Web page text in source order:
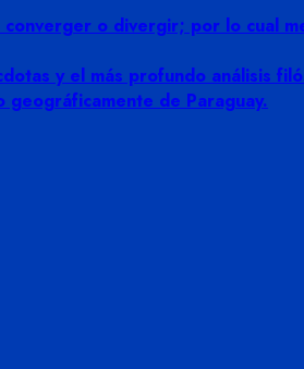
o divergir; por lo cual
y el más profundo análisis
de Paraguay.